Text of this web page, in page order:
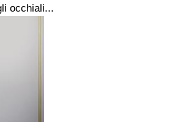
occhiali...